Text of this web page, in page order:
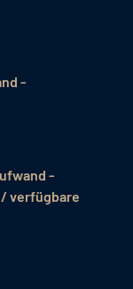
-
-
verfügbare